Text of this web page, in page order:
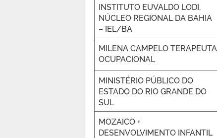
INSTITUTO EUVALDO LODI,
NÚCLEO REGIONAL DA BAHIA
– IEL/BA
MILENA CAMPELO TERAPEUTA
OCUPACIONAL
MINISTÉRIO PÚBLICO DO
ESTADO DO RIO GRANDE DO
SUL
MOZAICO +
DESENVOLVIMENTO INFANTIL